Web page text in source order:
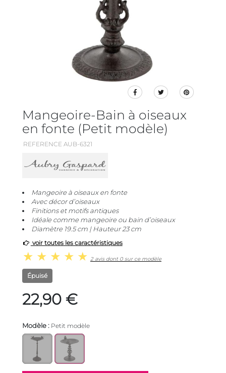
Mangeoire-Bain à oiseaux
en fonte (Petit modèle)
REFERENCE AUB-6321
Mangeoire à oiseaux en fonte
Avec décor d’oiseaux
Finitions et motifs antiques
Idéale comme mangeoire ou bain d’oiseaux
Diamètre 19.5 cm | Hauteur 23 cm
voir toutes les caractéristiques
2 avis dont 0 sur ce modèle
Épuisé
22,90 €
Modèle : Petit modèle